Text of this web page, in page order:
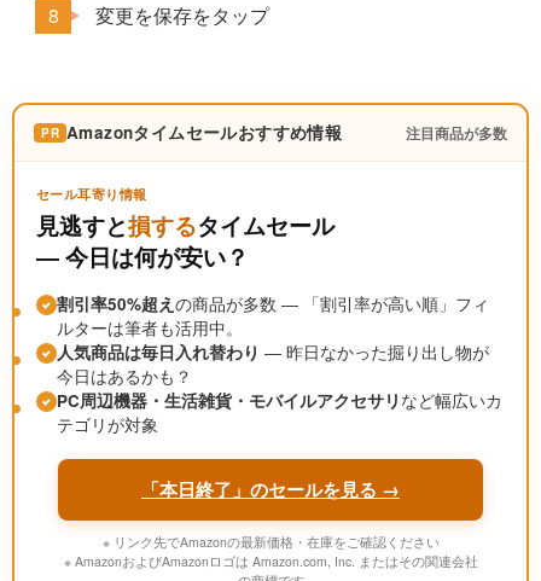
変更を保存をタップ
PR Amazonタイムセールおすすめ情報 注目商品が多数
セール耳寄り情報
見逃すと損するタイムセール
― 今日は何が安い？
割引率50%超え の商品が多数 ― 「割引率が高い順」フィ
ルターは筆者も活用中。
人気商品は毎日入れ替わり ― 昨日なかった掘り出し物が
今日はあるかも？
PC周辺機器・生活雑貨・モバイルアクセサリ など幅広いカ
テゴリが対象
「本日終了」のセールを見る →
※ リンク先でAmazonの最新価格・在庫をご確認ください
※ AmazonおよびAmazonロゴは Amazon.com, Inc. またはその関連会社